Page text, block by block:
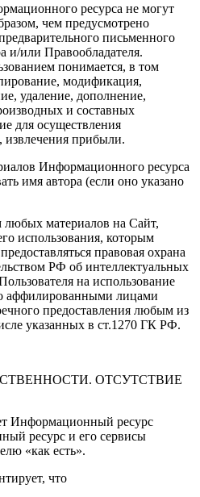
ресурса не могут
чем предусмотрено
письменного
и/или Правообладателя.
понимается, в том
модификация,
удаление, дополнение,
и составных
для осуществления
извлечения прибыли.
Информационного ресурса
имя автора (если оно указано
любых материалов на Сайт,
использования, которым
правовая охрана
РФ об интеллектуальных
на использование
аффилированными лицами
предоставления любым из
указанных в ст.1270 ГК РФ.
ОТСУТСТВИЕ
Информационный ресурс
ресурс и его сервисы
«как есть».
что